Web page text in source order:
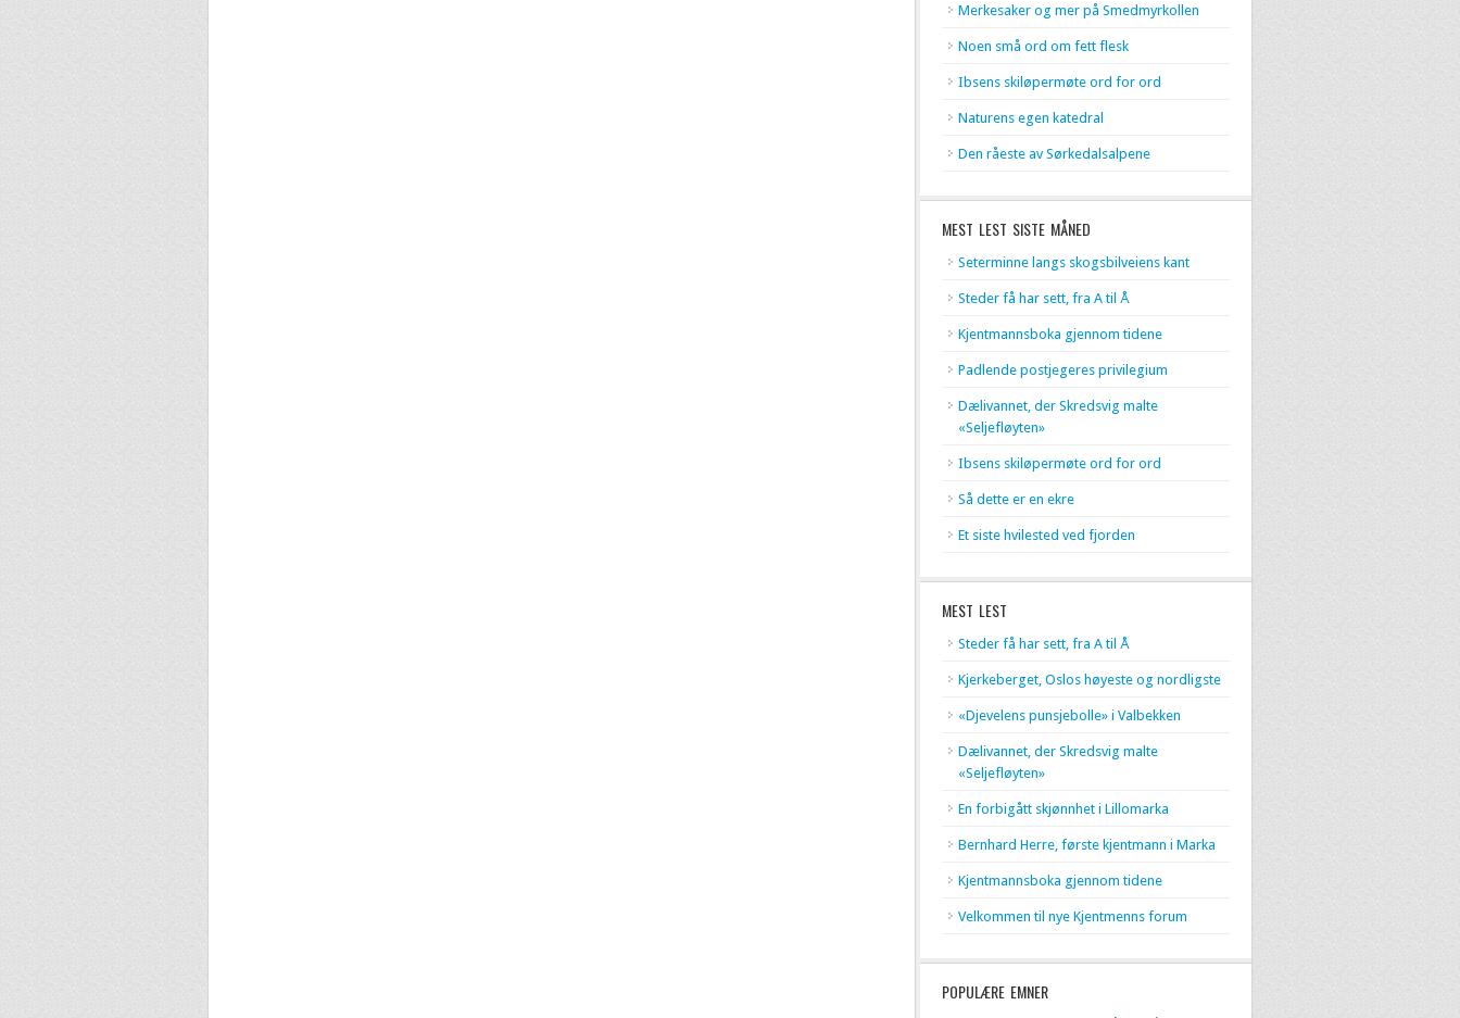
Merkesaker og mer på Smedmyrkollen
Noen små ord om fett flesk
Ibsens skiløpermøte ord for ord
Naturens egen katedral
Den råeste av Sørkedalsalpene
MEST LEST SISTE MÅNED
Seterminne langs skogsbilveiens kant
Steder få har sett, fra A til Å
Kjentmannsboka gjennom tidene
Padlende postjegeres privilegium
Dælivannet, der Skredsvig malte
«Seljefløyten»
Ibsens skiløpermøte ord for ord
Så dette er en ekre
Et siste hvilested ved fjorden
MEST LEST
Steder få har sett, fra A til Å
Kjerkeberget, Oslos høyeste og nordligste
«Djevelens punsjebolle» i Valbekken
Dælivannet, der Skredsvig malte
«Seljefløyten»
En forbigått skjønnhet i Lillomarka
Bernhard Herre, første kjentmann i Marka
Kjentmannsboka gjennom tidene
Velkommen til nye Kjentmenns forum
POPULÆRE EMNER